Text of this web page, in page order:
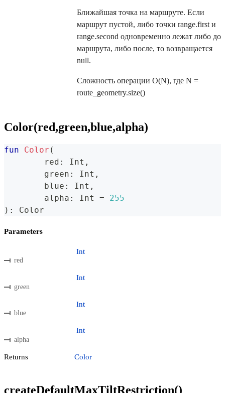
Ближайшая точка на маршруте. Если
маршрут пустой, либо точки range.first и
range.second одновременно лежат либо до
маршрута, либо после, то возвращается
null.
Сложность операции O(N), где N =
route_geometry.size()
Color(red,green,blue,alpha)
fun Color (
	red
: Int ,
	green
: Int ,
	blue
: Int ,
	alpha
: Int =
255
) : Color
Parameters
red
Int
green
Int
blue
Int
alpha
Int
Returns Color
createDefaultMaxTiltRestriction()